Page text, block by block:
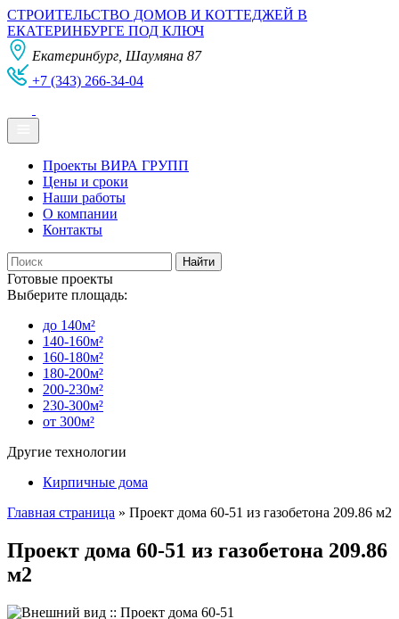
СТРОИТЕЛЬСТВО ДОМОВ И КОТТЕДЖЕЙ В
ЕКАТЕРИНБУРГЕ ПОД КЛЮЧ
Екатеринбург, Шаумяна 87
+7 (343) 266-34-04
Проекты ВИРА ГРУПП
Цены и сроки
Наши работы
О компании
Контакты
Готовые проекты
Выберите площадь:
до 140м²
140-160м²
160-180м²
180-200м²
200-230м²
230-300м²
от 300м²
Другие технологии
Кирпичные дома
Главная страница » Проект дома 60-51 из газобетона 209.86 м2
Проект дома 60-51 из газобетона 209.86
м2